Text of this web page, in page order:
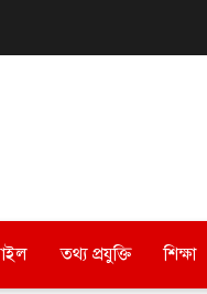
তথ্য প্রযুক্তি শিক্ষা